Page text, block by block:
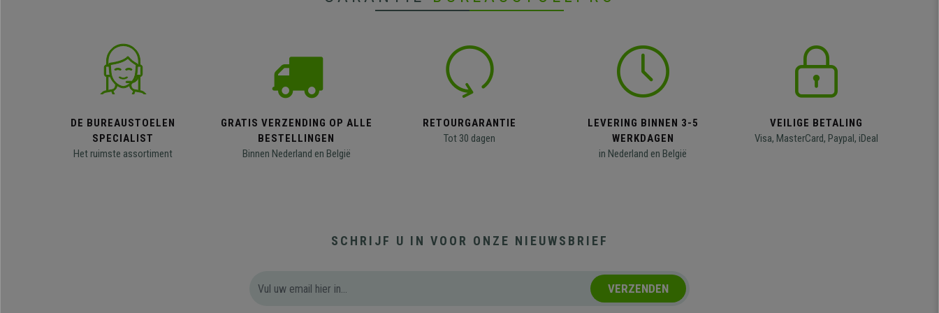
DE BUREAUSTOELEN
SPECIALIST
Het ruimste assortiment
GRATIS VERZENDING OP ALLE
BESTELLINGEN
Binnen Nederland en België
RETOURGARANTIE
Tot 30 dagen
LEVERING BINNEN 3-5
WERKDAGEN
in Nederland en België
VEILIGE BETALING
Visa, MasterCard, Paypal, iDeal
SCHRIJF U IN VOOR ONZE NIEUWSBRIEF
VERZENDEN